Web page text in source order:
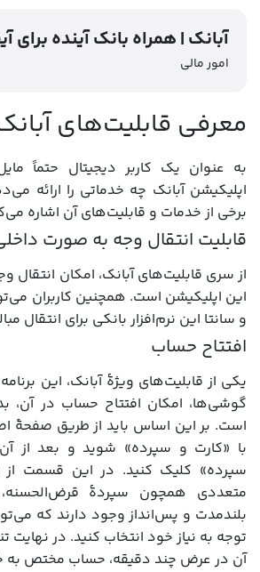
آبانک | همراه بانک آینده برای
امور مالی
معرفی قابلیت‌های
به عنوان یک کاربر دیجیتال حتماً
اپلیکیشن آبانک چه خدماتی را ارائه
برخی از خدمات و قابلیت‌‌های آن اشاره
قابلیت انتقال وجه به صورت
از سری قابلیت‌های آبانک، امکان
این اپلیکیشن است. همچنین کاربران
و سانتا این نرم‌افزار بانکی برای انتقال
افتتاح حساب
یکی از قابلیت‌های ویژۀ آبانک، این
گوشی‌ها، امکان افتتاح حساب در آن،
است. بر این اساس باید از طریق صفحۀ
با «کارت و سپرده» شوید و بعد از آن
سپرده» کلیک کنید. در این قسمت از
متعددی همچون سپردۀ قرض‌الحسنه،
بلندمدت و پس‌انداز وجود دارند که
توجه به نیاز خود انتخاب کنید. در نهایت
آن در عرض چند دقیقه، حساب مختص به